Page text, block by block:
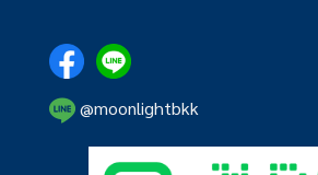
@moonlightbkk